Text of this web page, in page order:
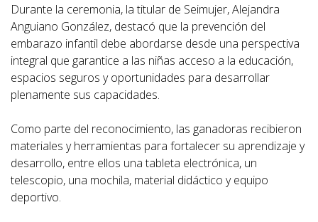
Durante la ceremonia, la titular de Seimujer, Alejandra
Anguiano González, destacó que la prevención del
embarazo infantil debe abordarse desde una perspectiva
integral que garantice a las niñas acceso a la educación,
espacios seguros y oportunidades para desarrollar
plenamente sus capacidades.
Como parte del reconocimiento, las ganadoras recibieron
materiales y herramientas para fortalecer su aprendizaje y
desarrollo, entre ellos una tableta electrónica, un
telescopio, una mochila, material didáctico y equipo
deportivo.